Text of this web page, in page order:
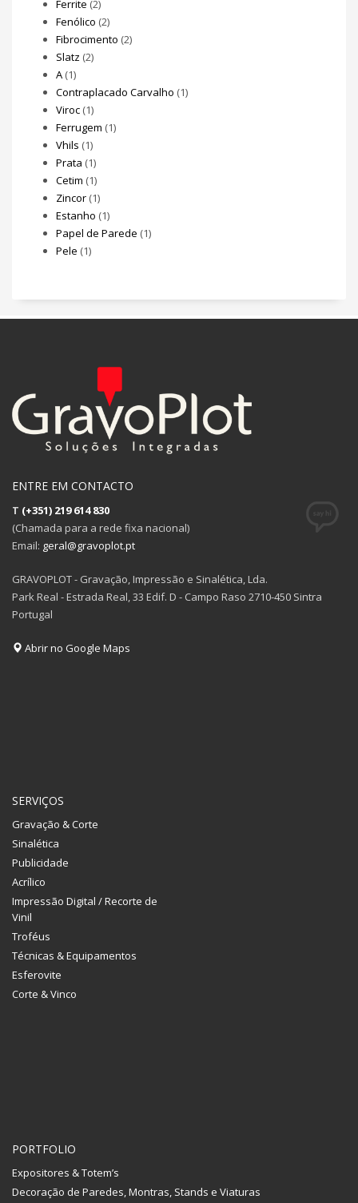
Ferrite (2)
Fenólico (2)
Fibrocimento (2)
Slatz (2)
A (1)
Contraplacado Carvalho (1)
Viroc (1)
Ferrugem (1)
Vhils (1)
Prata (1)
Cetim (1)
Zincor (1)
Estanho (1)
Papel de Parede (1)
Pele (1)
ENTRE EM CONTACTO
T (+351) 219 614 830
(Chamada para a rede fixa nacional)
Email: geral@gravoplot.pt
GRAVOPLOT - Gravação, Impressão e Sinalética, Lda.
Park Real - Estrada Real, 33 Edif. D - Campo Raso 2710-450 Sintra
Portugal
Abrir no Google Maps
SERVIÇOS
Gravação & Corte
Sinalética
Publicidade
Acrílico
Impressão Digital / Recorte de
Vinil
Troféus
Técnicas & Equipamentos
Esferovite
Corte & Vinco
PORTFOLIO
Expositores & Totem’s
Decoração de Paredes, Montras, Stands e Viaturas